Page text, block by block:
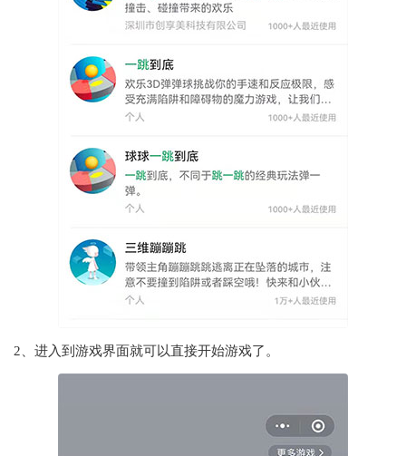
2、进入到游戏界面就可以直接开始游戏了。